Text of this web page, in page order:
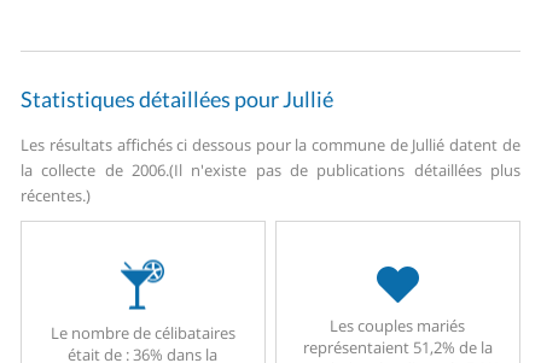
Statistiques détaillées pour Jullié
Les résultats affichés ci dessous pour la commune de Jullié datent de
la collecte de 2006.(Il n'existe pas de publications détaillées plus
récentes.)
Le nombre de célibataires
était de : 36% dans la
Les couples mariés
représentaient 51,2% de la